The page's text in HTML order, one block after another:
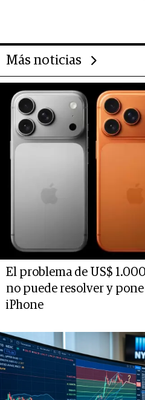
Más noticias
El problema de US$
no puede resolver y
iPhone